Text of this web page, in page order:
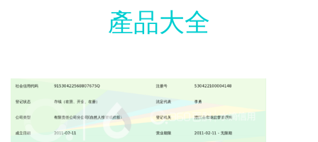
產品大全